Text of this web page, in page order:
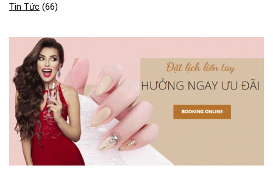
Tin Tức (66)